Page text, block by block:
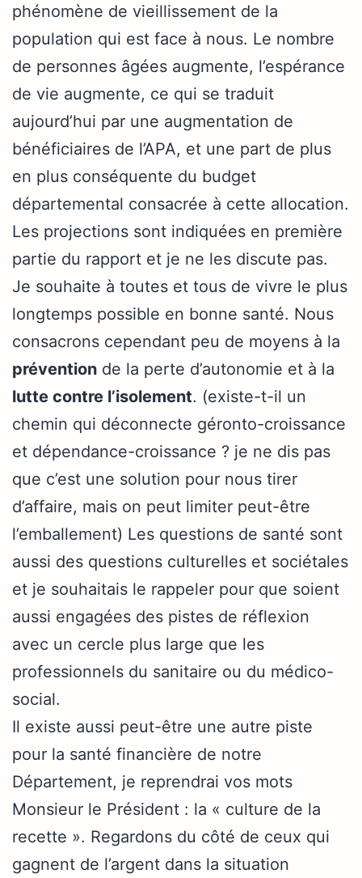
phénomène de vieillissement de la
population qui est face à nous. Le nombre
de personnes âgées augmente, l’espérance
de vie augmente, ce qui se traduit
aujourd’hui par une augmentation de
bénéficiaires de l’APA, et une part de plus
en plus conséquente du budget
départemental consacrée à cette allocation.
Les projections sont indiquées en première
partie du rapport et je ne les discute pas.
Je souhaite à toutes et tous de vivre le plus
longtemps possible en bonne santé. Nous
consacrons cependant peu de moyens à la
prévention de la perte d’autonomie et à la
lutte contre l’isolement. (existe-t-il un
chemin qui déconnecte géronto-croissance
et dépendance-croissance ? je ne dis pas
que c’est une solution pour nous tirer
d’affaire, mais on peut limiter peut-être
l’emballement) Les questions de santé sont
aussi des questions culturelles et sociétales
et je souhaitais le rappeler pour que soient
aussi engagées des pistes de réflexion
avec un cercle plus large que les
professionnels du sanitaire ou du médico-
social.
Il existe aussi peut-être une autre piste
pour la santé financière de notre
Département, je reprendrai vos mots
Monsieur le Président : la « culture de la
recette ». Regardons du côté de ceux qui
gagnent de l’argent dans la situation